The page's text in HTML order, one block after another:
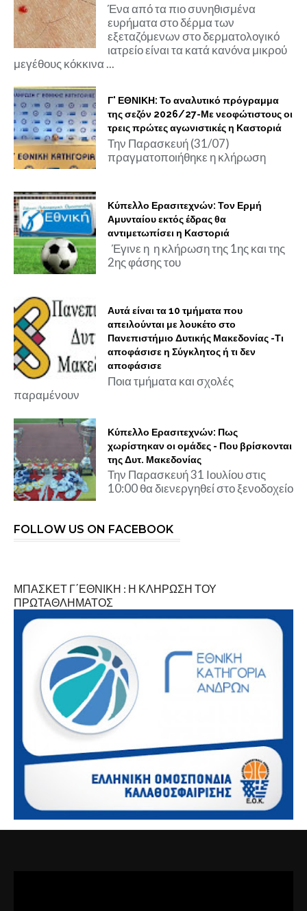
Ένα από τα πιο συνηθισμένα
ευρήματα στο δέρμα των
εξεταζόμενων στο δερματολογικό
ιατρείο είναι τα κατά κανόνα μικρού
μεγέθους κόκκινα ...
Γ' ΕΘΝΙΚΗ: Το αναλυτικό πρόγραμμα
της σεζόν 2026/27-Με νεοφώτιστους οι
τρεις πρώτες αγωνιστικές η Καστοριά
Την Παρασκευή (31/07)
πραγματοποιήθηκε η κλήρωση
Κύπελλο Ερασιτεχνών: Τον Ερμή
Αμυνταίου εκτός έδρας θα
αντιμετωπίσει η Καστοριά
Έγινε η η κλήρωση της 1ης και της
2ης φάσης του
Αυτά είναι τα 10 τμήματα που
απειλούνται με λουκέτο στο
Πανεπιστήμιο Δυτικής Μακεδονίας -Τι
αποφάσισε η Σύγκλητος ή τι δεν
αποφάσισε
Ποια τμήματα και σχολές
παραμένουν
Κύπελλο Ερασιτεχνών: Πως
χωρίστηκαν οι ομάδες - Που βρίσκονται
της Δυτ. Μακεδονίας
Την Παρασκευή 31 Ιουλίου στις
10:00 θα διενεργηθεί στο ξενοδοχείο
FOLLOW US ON FACEBOOK
ΜΠΑΣΚΕΤ Γ΄ΕΘΝΙΚΗ : Η ΚΛΗΡΩΣΗ ΤΟΥ
ΠΡΩΤΑΘΛΗΜΑΤΟΣ